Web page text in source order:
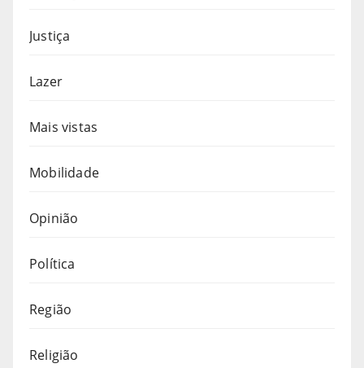
Justiça
Lazer
Mais vistas
Mobilidade
Opinião
Política
Região
Religião